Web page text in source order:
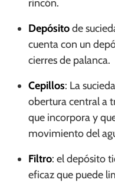
rincón.
Depósitode
cuenta con un
cierres de palanca.
Cepillos: La
obertura central a
que incorpora y
movimiento del
Filtro: el depósito
eficaz que puede